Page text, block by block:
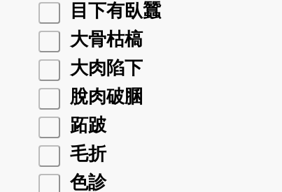
目下有臥蠶
大骨枯槁
大肉陷下
脫肉破䐃
跖跛
毛折
色診